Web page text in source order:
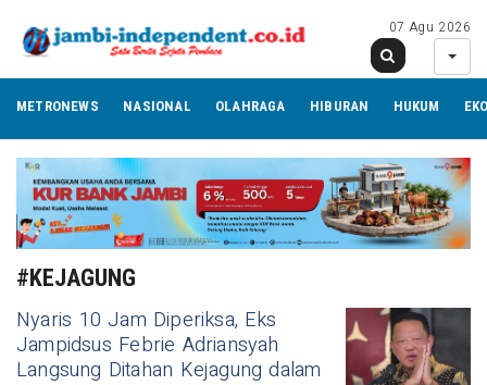
07 Agu 2026
METRONEWS NASIONAL OLAHRAGA HIBURAN HUKUM
#KEJAGUNG
Nyaris 10 Jam Diperiksa, Eks
Jampidsus Febrie Adriansyah
Langsung Ditahan Kejagung dalam